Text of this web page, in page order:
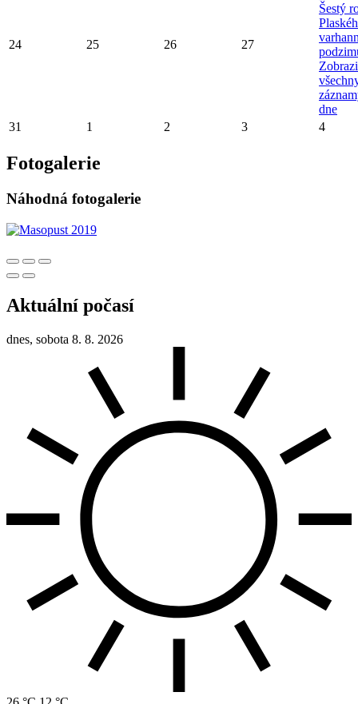
24 25 26 27
Šestý
dne
31
1 2 3 4
Fotogalerie
Náhodná fotogalerie
Aktuální počasí
dnes, sobota 8. 8. 2026